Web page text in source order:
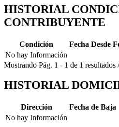
HISTORIAL
CONTRIBUYENTE
Condición Fecha Desde
No hay Información
Mostrando Pág. 1 - 1 de 1 resultados
HISTORIAL
Dirección
Fecha de Baja
No hay Información